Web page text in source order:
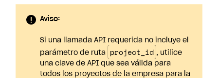
Aviso:
Si una llamada API requerida no incluye el
parámetro de ruta
project_id , utilice
una clave de API que sea válida para
todos los proyectos de la empresa para la